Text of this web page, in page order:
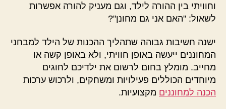
וחוויתי בין ההורה לילד, וגם מעניק להורה אפשרות
לשאול: "האם אני גם מחונן"?
ישנה חשיבות גבוהה שתהליך ההכנות של הילד למבחני
המחוננים ייעשה באופן חוויתי, ולא באופן קשה או
מחייב. מומלץ בחום לרשום את ילדיכם לחוגים
מיוחדים הכוללים פעילויות ומשחקים, ולרכוש ערכות
הכנה למחוננים מקצועיות.